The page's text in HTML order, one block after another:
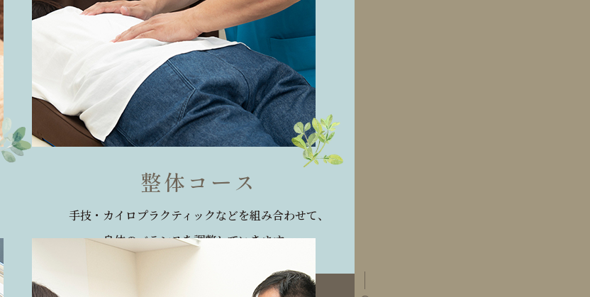
整体コース
手技・カイロプラクティックなどを組み合わせて、
身体のバランスを調整していきます。